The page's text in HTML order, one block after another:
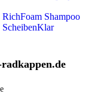
Shampoo